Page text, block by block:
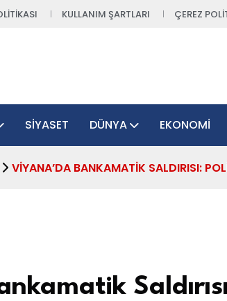
KULLANIM ŞARTLARI ÇEREZ
SIYASET DÜNYA EKONOMI
VIYANA’DA BANKAMATIK SALDIRISI: